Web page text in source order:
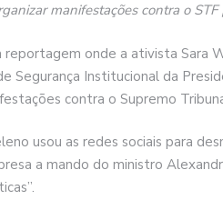
manifestações contra o STF
onde a ativista Sara
Segurança Institucional da
contra o Supremo
usou as redes sociais para
a mando do ministro